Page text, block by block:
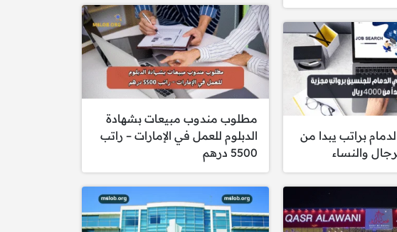
براتب يبدا من
مطلوب مندوب مبيعات بشهادة
الدبلوم للعمل في الإمارات – راتب
5500 درهم